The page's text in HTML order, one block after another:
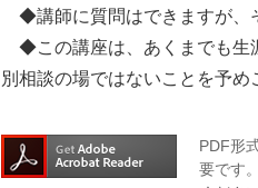
◆講師に質問はできますが、
◆この講座は、あくまでも生
別相談の場ではないことを予め
PDF形
要です。